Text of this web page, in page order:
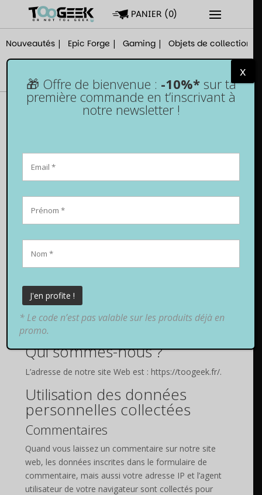
PANIER (0)
Nouveautés Epic Forge Gaming Objets de collection
POLITIQUE DE
CONFIDENTIALIT
É
Qui sommes-nous ?
L’adresse de notre site Web est : https://toogeek.fr/.
Utilisation des données
personnelles collectées
Commentaires
Quand vous laissez un commentaire sur notre site
web, les données inscrites dans le formulaire de
commentaire, mais aussi votre adresse IP et l’agent
utilisateur de votre navigateur sont collectés pour
🎁 Offre de bienvenue : -10%*sur ta
première commande en t’inscrivant à
notre newsletter !
* Le code n’est pas valable sur les produits déjà en
promo.
x